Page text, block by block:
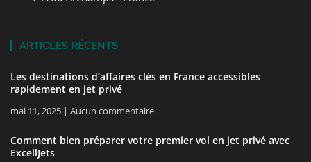
ARTICLES RÉCENTS
Les destinations d’affaires clés en France accessibles
rapidement en jet privé
mai 11, 2025 Aucun commentaire
Comment bien préparer votre premier vol en jet privé avec
ExcellJets